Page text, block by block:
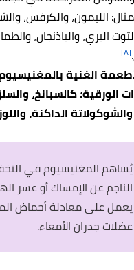
الليمون، والكرفس،
البري، والباذنجان،
[٨]
الغنية
الورقية؛ كالسبانخ،
الداكنة،
يُساهم المغنيسيوم في
الناجم عن الإمساك أو عسر
يعمل على معادلة أحماض
عضلات جدران الأمعاء.